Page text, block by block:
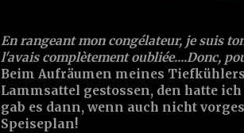
En rangeant mon congélateur, je suis
l'avais complètement oubliée....Donc,
Beim Aufräumen meines
Lammsattel gestossen, den hatte
gab es dann, wenn auch nicht
Speiseplan!